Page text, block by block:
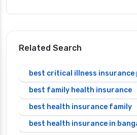
Related Search
best critical illness insurance
best family health insurance
best health insurance family
best health insurance in